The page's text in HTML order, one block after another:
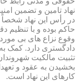
نهاد تامین و تضمین
در رأس این نهاد
حاکم بوده و با تنظیم
وقوع نزاع های بی
دادگستری دارد. کمک
تثبیت مالکیت
بخشیدن به عقود و
کارهای این نهاد است.